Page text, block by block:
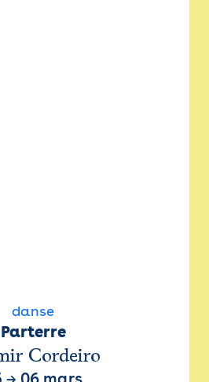
danse
Parterre
Cordeiro